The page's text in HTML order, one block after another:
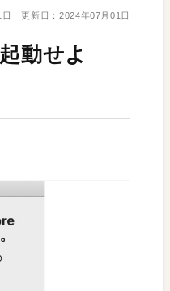
更新日： 2024年07月01日
動せよ